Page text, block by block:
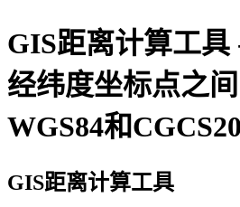
GIS距离计算工具
经纬度坐标点之
WGS84和
GIS距离计算工具